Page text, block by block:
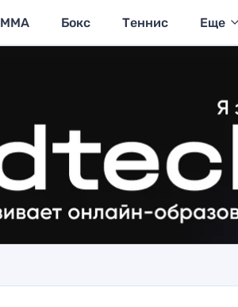
MMA Бокс Теннис Еще